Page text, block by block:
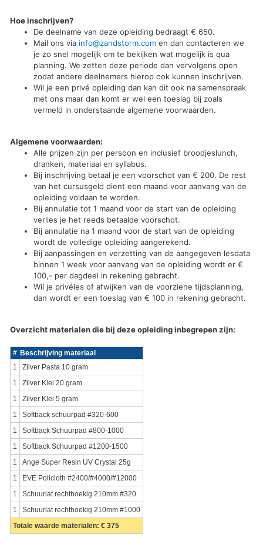
Hoe inschrijven?
De deelname van deze opleiding bedraagt € 650.
Mail ons via info@zandstorm.com en dan contacteren we
je zo snel mogelijk om te bekijken wat mogelijk is qua
planning. We zetten deze periode dan vervolgens open
zodat andere deelnemers hierop ook kunnen inschrijven.
Wil je een privé opleiding dan kan dit ook na samenspraak
met ons maar dan komt er wel een toeslag bij zoals
vermeld in onderstaande algemene voorwaarden.
Algemene voorwaarden:
Alle prijzen zijn per persoon en inclusief broodjeslunch,
dranken, materiaal en syllabus.
Bij inschrijving betaal je een voorschot van € 200. De rest
van het cursusgeld dient een maand voor aanvang van de
opleiding voldaan te worden.
Bij annulatie tot 1 maand voor de start van de opleiding
verlies je het reeds betaalde voorschot.
Bij annulatie na 1 maand voor de start van de opleiding
wordt de volledige opleiding aangerekend.
Bij aanpassingen en verzetting van de aangegeven lesdata
binnen 1 week voor aanvang van de opleiding wordt er €
100,- per dagdeel in rekening gebracht.
Wil je privéles of afwijken van de voorziene tijdsplanning,
dan wordt er een toeslag van € 100 in rekening gebracht.
Overzicht materialen die bij deze opleiding inbegrepen zijn:
# Beschrijving materiaal
1
Zilver Pasta 10 gram
1
Zilver Klei 20 gram
1
Zilver Klei 5 gram
1
Softback schuurpad #320-600
1
Softback Schuurpad #800-1000
1
Softback Schuurpad #1200-1500
1
Ange Super Resin UV Crystal 25g
1
EVE Policloth #2400/#4000/#12000
1
Schuurlat rechthoekig 210mm #320
1
Schuurlat rechthoekig 210mm #1000
Totale waarde materialen: € 375